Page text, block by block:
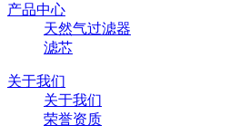
产品中心
天然气过滤器
滤芯
关于我们
关于我们
荣誉资质